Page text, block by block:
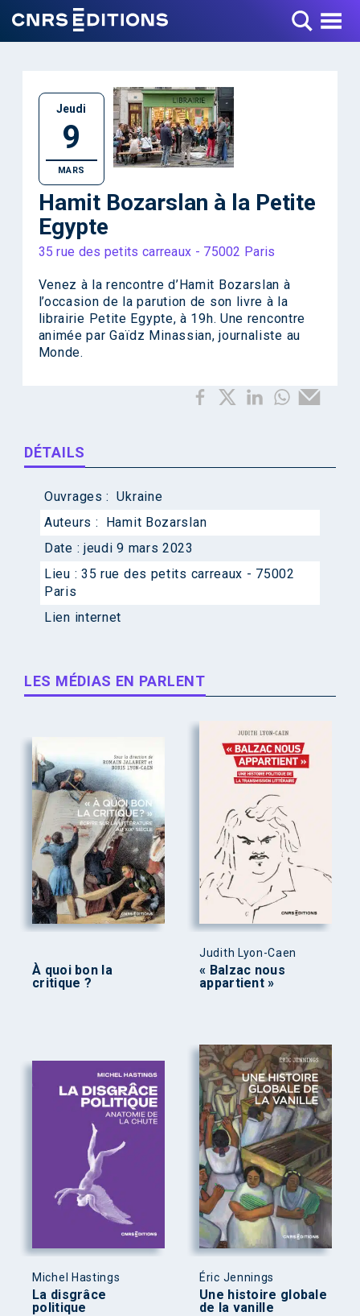
Toggle Menu
Jeudi
9
MARS
Hamit Bozarslan à la Petite
Egypte
35 rue des petits carreaux - 75002 Paris
Venez à la rencontre d’Hamit Bozarslan à
l’occasion de la parution de son livre à la
librairie Petite Egypte, à 19h. Une rencontre
animée par Gaïdz Minassian, journaliste au
Monde.
DÉTAILS
Ouvrages :
Ukraine
Auteurs :
Hamit Bozarslan
Date : jeudi 9 mars 2023
Lieu : 35 rue des petits carreaux - 75002
Paris
Lien internet
LES MÉDIAS EN PARLENT
À quoi bon la
critique ?
Judith Lyon-Caen
« Balzac nous
appartient »
Michel Hastings
La disgrâce
politique
Éric Jennings
Une histoire globale
de la vanille